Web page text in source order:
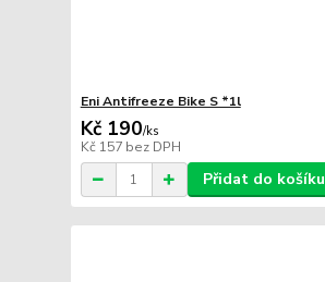
Eni Antifreeze Bike S *1l
Kč 190/ks
Kč 157 bez DPH
Přidat do košíku